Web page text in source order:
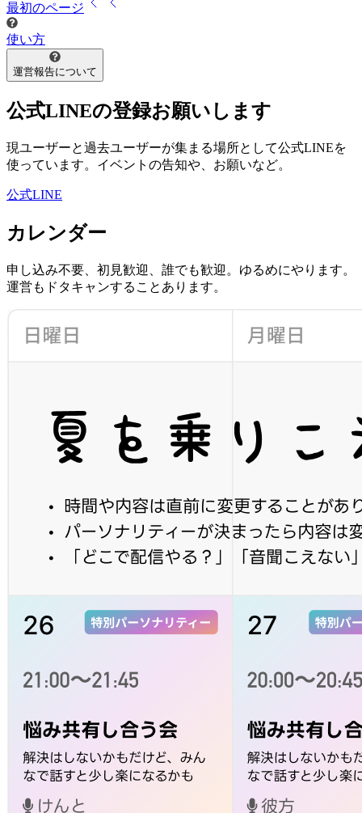
最初のページ
使い方
運営報告について
公式LINEの登録お願いします
現ユーザーと過去ユーザーが集まる場所として公式LINEを
使っています。イベントの告知や、お願いなど。
公式LINE
カレンダー
申し込み不要、初見歓迎、誰でも歓迎。ゆるめにやります。
運営もドタキャンすることあります。